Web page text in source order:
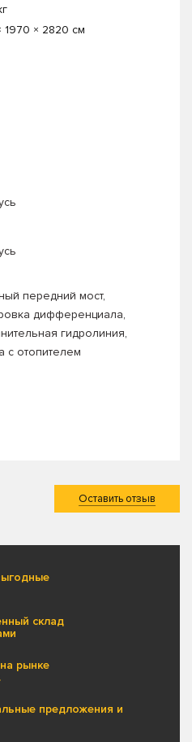
1970 × 2820 см
передний мост,
дифференциала,
гидролиния,
с отопителем
Оставить отзыв
склад
рынке
предложения и